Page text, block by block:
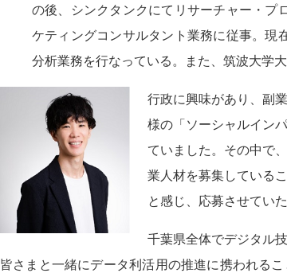
の後、シンクタンクにてリサーチャー・プ
ケティングコンサルタント業務に従事。現
分析業務を行なっている。また、筑波大学
行政に興味があり、副
様の「ソーシャルイン
ていました。その中で
業人材を募集している
と感じ、応募させてい
千葉県全体でデジタル
皆さまと一緒にデータ利活用の推進に携われる